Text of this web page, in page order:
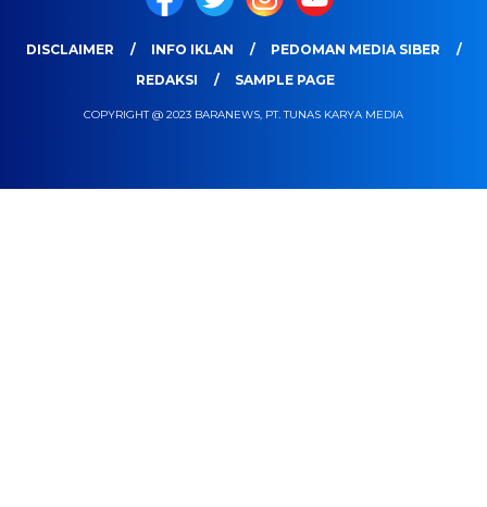
DISCLAIMER INFO IKLAN
PEDOMAN MEDIA SIBER
REDAKSI
SAMPLE PAGE
COPYRIGHT @ 2023 BARANEWS, PT. TUNAS KARYA MEDIA